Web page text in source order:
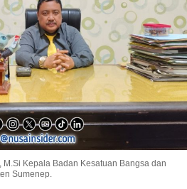
M.Si Kepala Badan Kesatuan Bangsa dan
Sumenep.